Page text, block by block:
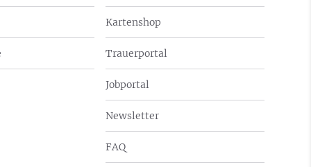
Kartenshop
Trauerportal
Jobportal
Newsletter
FAQ